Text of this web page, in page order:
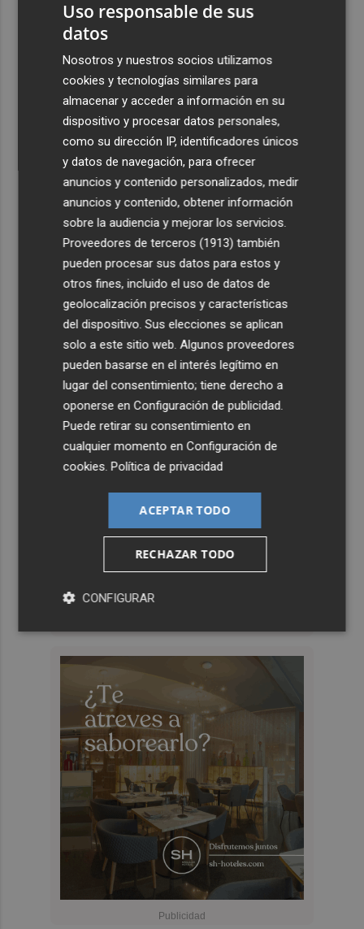
Uso responsable de sus
datos
Nosotros y nuestros socios utilizamos
cookies y tecnologías similares para
almacenar y acceder a información en su
dispositivo y procesar datos personales,
como su dirección IP, identificadores únicos
y datos de navegación, para ofrecer
anuncios y contenido personalizados, medir
anuncios y contenido, obtener información
sobre la audiencia y mejorar los servicios.
Proveedores de terceros (1913) también
pueden procesar sus datos para estos y
otros fines, incluido el uso de datos de
geolocalización precisos y características
del dispositivo. Sus elecciones se aplican
solo a este sitio web. Algunos proveedores
pueden basarse en el interés legítimo en
lugar del consentimiento; tiene derecho a
oponerse enConfiguración de publicidad.
Puede retirar su consentimiento en
cualquier momento enConfiguración de
cookies.Política de privacidad
ACEPTAR TODO
RECHAZAR TODO
CONFIGURAR